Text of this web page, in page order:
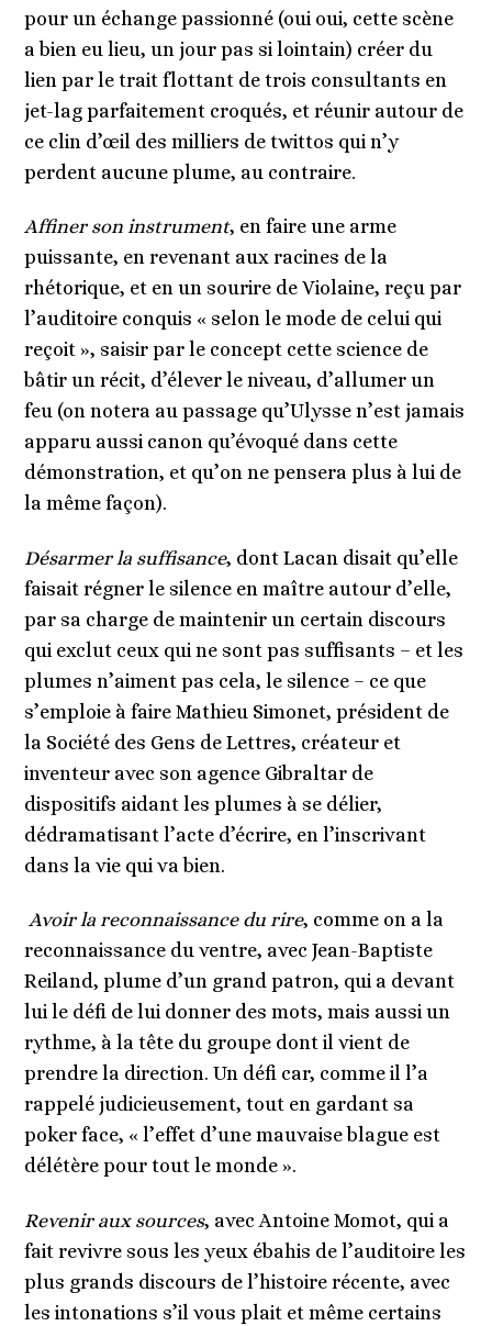
pour un échange passionné (oui oui, cette scène
a bien eu lieu, un jour pas si lointain) créer du
lien par le trait flottant de trois consultants en
jet-lag parfaitement croqués, et réunir autour de
ce clin d’œil des milliers de twittos qui n’y
perdent aucune plume, au contraire.
Affiner son instrument, en faire une arme
puissante, en revenant aux racines de la
rhétorique, et en un sourire de Violaine, reçu par
l’auditoire conquis « selon le mode de celui qui
reçoit », saisir par le concept cette science de
bâtir un récit, d’élever le niveau, d’allumer un
feu (on notera au passage qu’Ulysse n’est jamais
apparu aussi canon qu’évoqué dans cette
démonstration, et qu’on ne pensera plus à lui de
la même façon).
Désarmer la suffisance, dont Lacan disait qu’elle
faisait régner le silence en maître autour d’elle,
par sa charge de maintenir un certain discours
qui exclut ceux qui ne sont pas suffisants – et les
plumes n’aiment pas cela, le silence – ce que
s’emploie à faire Mathieu Simonet, président de
la Société des Gens de Lettres, créateur et
inventeur avec son agence Gibraltar de
dispositifs aidant les plumes à se délier,
dédramatisant l’acte d’écrire, en l’inscrivant
dans la vie qui va bien.
Avoir la reconnaissance du rire, comme on a la
reconnaissance du ventre, avec Jean-Baptiste
Reiland, plume d’un grand patron, qui a devant
lui le défi de lui donner des mots, mais aussi un
rythme, à la tête du groupe dont il vient de
prendre la direction. Un défi car, comme il l’a
rappelé judicieusement, tout en gardant sa
poker face, « l’effet d’une mauvaise blague est
délétère pour tout le monde ».
Revenir aux sources, avec Antoine Momot, qui a
fait revivre sous les yeux ébahis de l’auditoire les
plus grands discours de l’histoire récente, avec
les intonations s’il vous plait et même certains